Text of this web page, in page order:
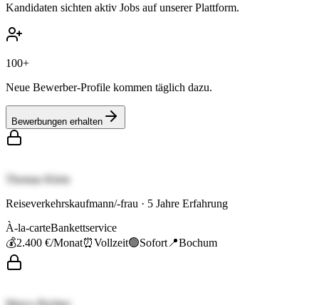
Kandidaten sichten aktiv Jobs auf unserer Plattform.
100+
Neue Bewerber-Profile kommen täglich dazu.
Bewerbungen erhalten
Thomas Klein
Reiseverkehrskaufmann/-frau · 5 Jahre Erfahrung
À-la-carteBankettservice
💰2.400 €/Monat⏰Vollzeit🟢Sofort 📍Bochum